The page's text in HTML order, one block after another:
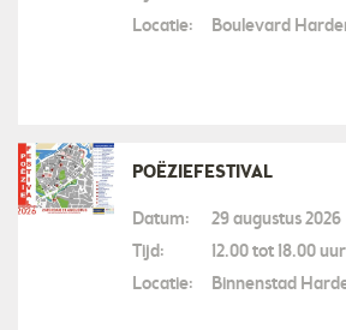
Locatie:
Boulevard
POËZIEFESTIVAL
Datum:
29 augustus 2026
Tijd:
12.00 tot 18.00 uur
Locatie:
Binnenstad